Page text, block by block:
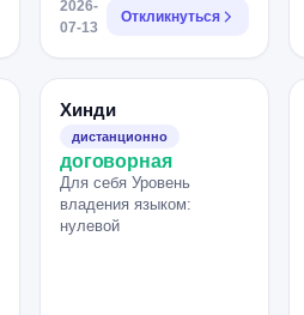
2026-
07-13
Откликнуться
Хинди
дистанционно
договорная
Для себя Уровень
владения языком:
нулевой